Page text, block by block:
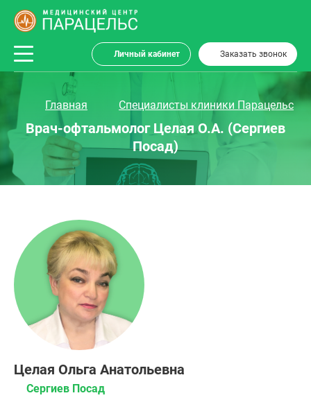
Личный кабинет Заказать звонок
Главная Специалисты клиники Парацельс
Врач-офтальмолог Целая О.А. (Сергиев
Посад)
Целая Ольга Анатольевна
Сергиев Посад